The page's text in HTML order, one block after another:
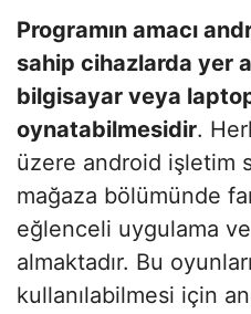
Programın amacı
sahip cihazlarda yer
bilgisayar veya
oynatabilmesidir.
üzere android işletim
mağaza bölümünde
eğlenceli uygulama
almaktadır. Bu
kullanılabilmesi için